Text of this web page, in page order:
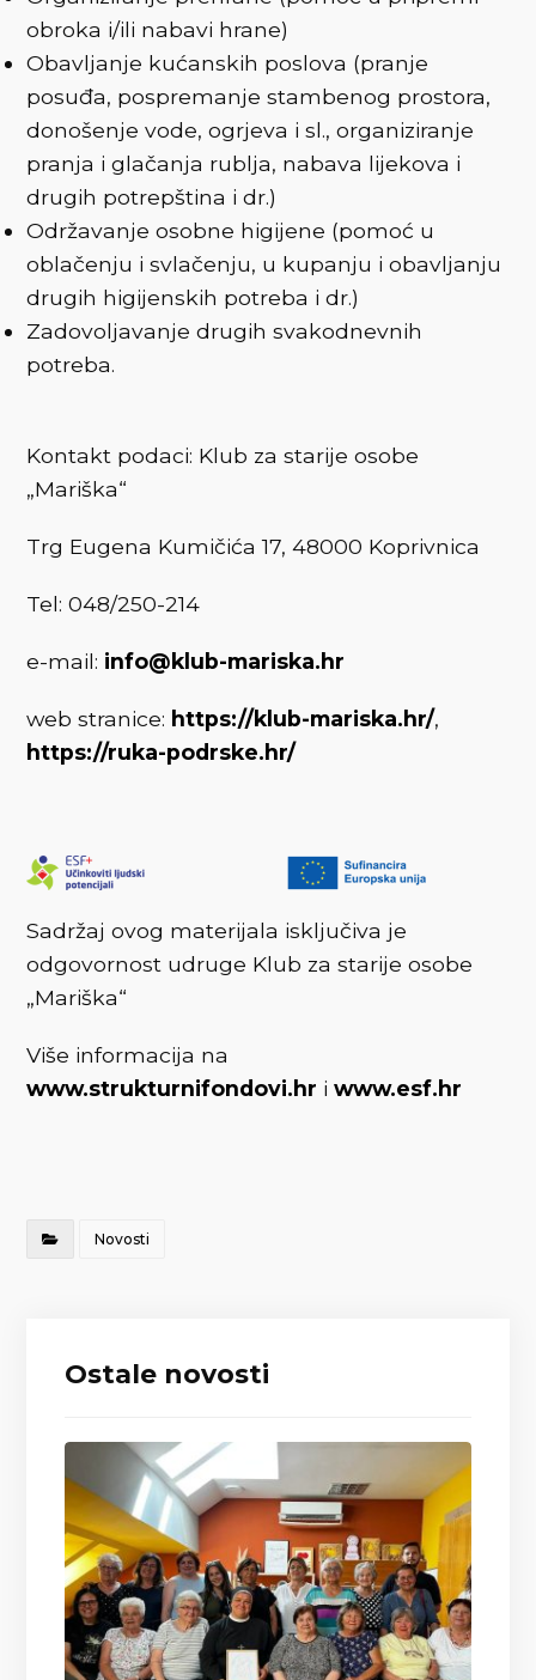
obroka i/ili nabavi hrane)
Obavljanje kućanskih poslova (pranje
posuđa, pospremanje stambenog prostora,
donošenje vode, ogrjeva i sl., organiziranje
pranja i glačanja rublja, nabava lijekova i
drugih potrepština i dr.)
Održavanje osobne higijene (pomoć u
oblačenju i svlačenju, u kupanju i obavljanju
drugih higijenskih potreba i dr.)
Zadovoljavanje drugih svakodnevnih
potreba.
Kontakt podaci: Klub za starije osobe
„Mariška“
Trg Eugena Kumičića 17, 48000 Koprivnica
Tel: 048/250-214
e-mail: info@klub-mariska.hr
web stranice: https://klub-mariska.hr/,
https://ruka-podrske.hr/
Sadržaj ovog materijala isključiva je
odgovornost udruge Klub za starije osobe
„Mariška“
Više informacija na
www.strukturnifondovi.hr iwww.esf.hr
Novosti
Ostale novosti